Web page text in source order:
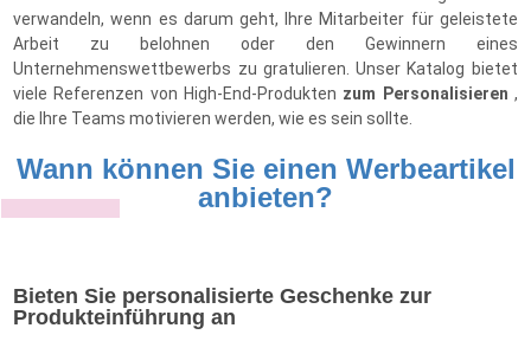
verwandeln, wenn es darum geht, Ihre Mitarbeiter für geleistete
Arbeit zu belohnen oder den Gewinnern eines
Unternehmenswettbewerbs zu gratulieren. Unser Katalog bietet
viele Referenzen von High-End-Produkten zum Personalisieren ,
die Ihre Teams motivieren werden, wie es sein sollte.
Wann können Sie einen Werbeartikel
anbieten?
Bieten Sie personalisierte Geschenke zur
Produkteinführung an